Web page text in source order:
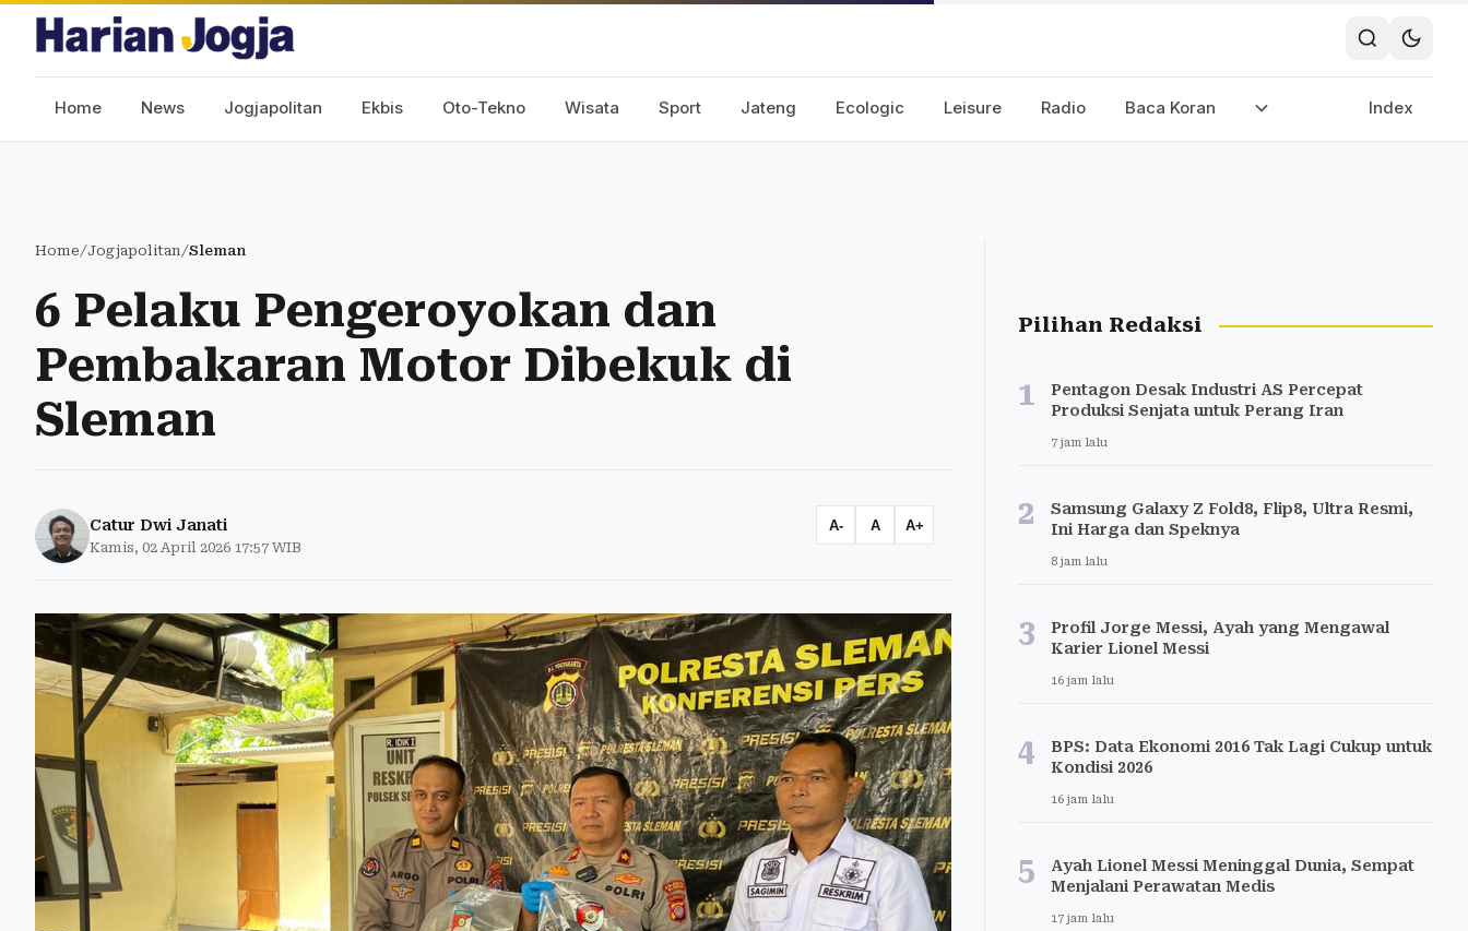
Home News Jogjapolitan Ekbis Oto-Tekno Wisata Sport Jateng Ecologic Leisure Radio Baca Koran Index
Home/Jogjapolitan/Sleman
6 Pelaku Pengeroyokan dan
Pembakaran Motor Dibekuk di
Sleman
Catur Dwi Janati
Kamis, 02 April 2026 17:57 WIB
A- A A+
Pilihan Redaksi
1
Pentagon Desak Industri AS Percepat
Produksi Senjata untuk Perang Iran
7 jam lalu
2
Samsung Galaxy Z Fold8, Flip8, Ultra Resmi,
Ini Harga dan Speknya
8 jam lalu
3
Profil Jorge Messi, Ayah yang Mengawal
Karier Lionel Messi
16 jam lalu
4
BPS: Data Ekonomi 2016 Tak Lagi Cukup untuk
Kondisi 2026
16 jam lalu
5
Ayah Lionel Messi Meninggal Dunia, Sempat
Menjalani Perawatan Medis
17 jam lalu